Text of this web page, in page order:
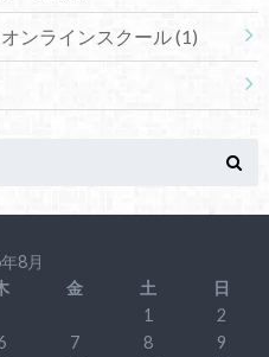
ンラインスクール(1)
8月
金 土
日
1
2
7 8
9